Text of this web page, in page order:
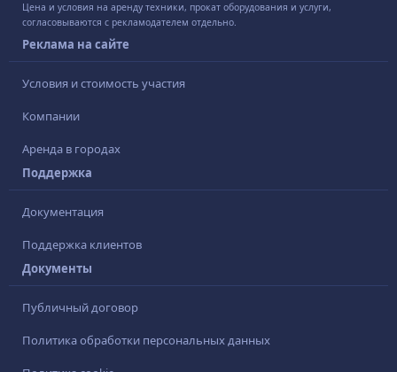
Цена и условия на аренду техники, прокат оборудования и услуги,
согласовываются с рекламодателем отдельно.
Реклама на сайте
Условия и стоимость участия
Компании
Аренда в городах
Поддержка
Документация
Поддержка клиентов
Документы
Публичный договор
Политика обработки персональных данных